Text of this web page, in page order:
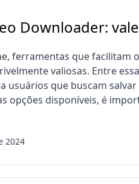
Downloader:
ferramentas que facilitam
valiosas. Entre
que buscam salvar
opções disponíveis, é
2024